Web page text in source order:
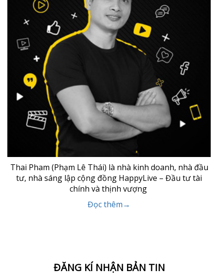
Thai Pham (Phạm Lê Thái) là nhà kinh doanh, nhà đầu
tư, nhà sáng lập cộng đồng HappyLive – Đầu tư tài
chính và thịnh vượng
Đọc thêm→
ĐĂNG KÍ NHẬN BẢN TIN